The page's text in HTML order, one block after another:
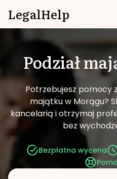
LegalHelp
Podział
Potrzebujesz pomocy
majątku w Morągu?
kancelarią i otrzymaj
bez
Bezpłatna wycena